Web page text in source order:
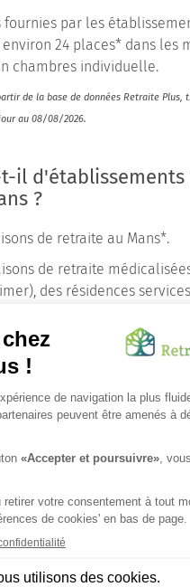
par les
24 places* dans les
chambres individuelle.
de la base de données Retraite Plus,
au 08/08/2026.
il
?
de retraite au Mans*.
de retraite médicalisées
des résidences
pour chaque
le nombre de places
en charge.
de la base de données Retraite Plus.
SUR :